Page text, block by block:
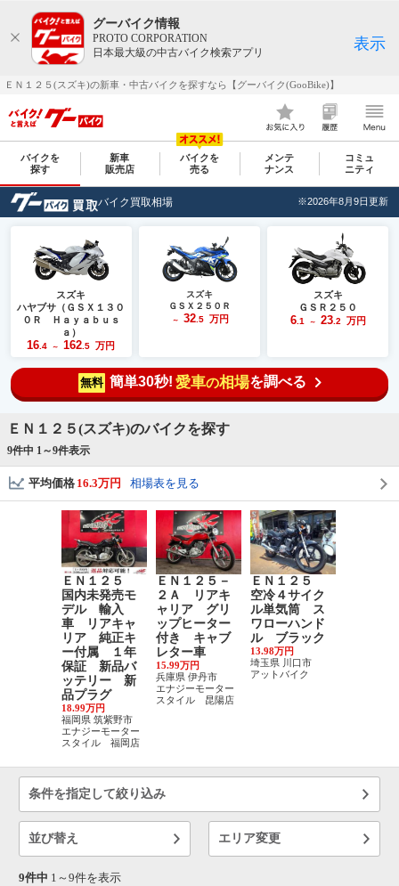
グーバイク情報
PROTO CORPORATION
日本最大級の中古バイク検索アプリ
表示
ＥＮ１２５(スズキ)の新車・中古バイクを探すなら【グーバイク(GooBike)】
バイクを
探す
新車
販売店
バイクを
売る
メンテ
ナンス
コミュ
ニティ
バイク買取相場 ※2026年8月9日更新
スズキ
ハヤブサ（ＧＳＸ１３０
０Ｒ Ｈａｙａｂｕｓ
ａ）
16 .4 ～ 162 .5 万円
スズキ
ＧＳＸ２５０Ｒ
～ 32.5 万円
スズキ
ＧＳＲ２５０
6.1 ～ 23.2 万円
無料 簡単30秒! 愛車の相場を調べる
ＥＮ１２５(スズキ)のバイクを探す
9件中 1～9件表示
平均価格 16.3万円 相場表を見る
ＥＮ１２５
国内未発売モ
デル 輸入
車 リアキャ
リア 純正キ
ー付属 １年
保証 新品バ
ッテリー 新
品プラグ
18.99万円
福岡県 筑紫野市
エナジーモーター
スタイル 福岡店
ＥＮ１２５－
２Ａ リアキ
ャリア グリ
ップヒーター
付き キャブ
レター車
15.99万円
兵庫県 伊丹市
エナジーモーター
スタイル 昆陽店
ＥＮ１２５
空冷４サイク
ル単気筒 ス
ワローハンド
ル ブラック
13.98万円
埼玉県 川口市
アットバイク
条件を指定して絞り込み
並び替え エリア変更
9件中 1～ 9件を表示